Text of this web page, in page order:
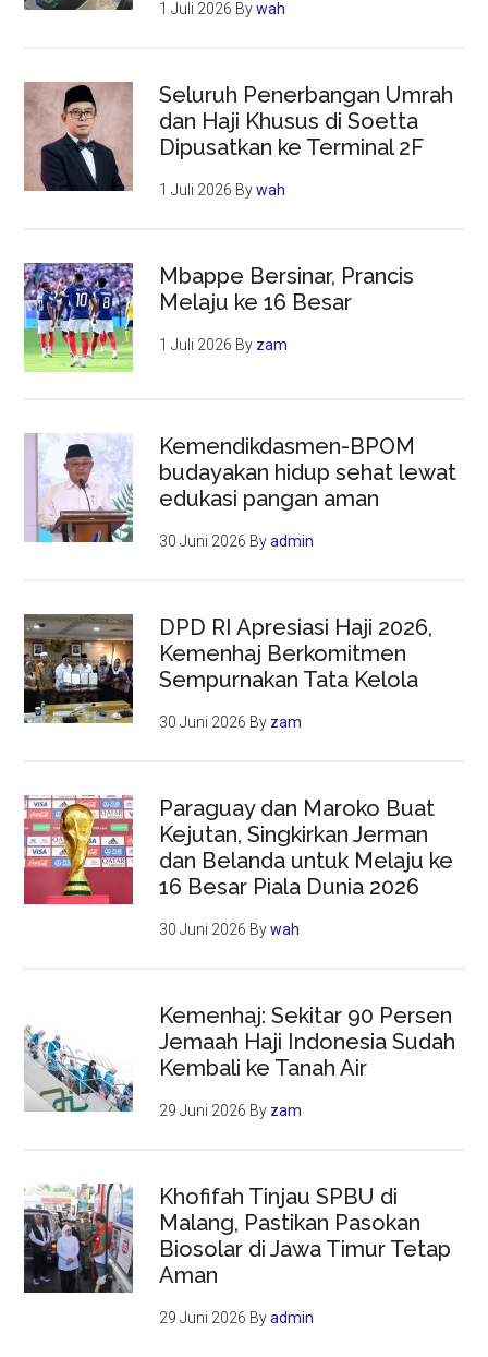
1 Juli 2026 Bywah
Seluruh Penerbangan Umrah
dan Haji Khusus di Soetta
Dipusatkan ke Terminal 2F
1 Juli 2026 Bywah
Mbappe Bersinar, Prancis
Melaju ke 16 Besar
1 Juli 2026 By zam
Kemendikdasmen-BPOM
budayakan hidup sehat lewat
edukasi pangan aman
30 Juni 2026 Byadmin
DPD RI Apresiasi Haji 2026,
Kemenhaj Berkomitmen
Sempurnakan Tata Kelola
30 Juni 2026 By zam
Paraguay dan Maroko Buat
Kejutan, Singkirkan Jerman
dan Belanda untuk Melaju ke
16 Besar Piala Dunia 2026
30 Juni 2026 Bywah
Kemenhaj: Sekitar 90 Persen
Jemaah Haji Indonesia Sudah
Kembali ke Tanah Air
29 Juni 2026 By zam
Khofifah Tinjau SPBU di
Malang, Pastikan Pasokan
Biosolar di Jawa Timur Tetap
Aman
29 Juni 2026 Byadmin